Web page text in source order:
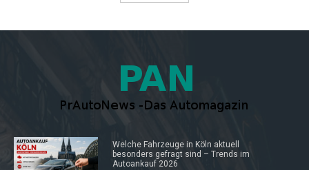
Welche Fahrzeuge in Köln aktuell
besonders gefragt sind – Trends im
Autoankauf 2026